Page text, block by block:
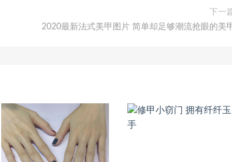
下一
2020最新法式美甲图片 简单却足够潮流抢眼的美